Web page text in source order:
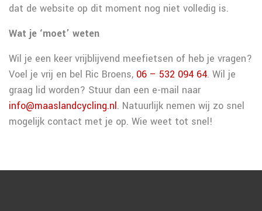
dat de website op dit moment nog niet volledig is.
Wat je ‘moet’ weten
Wil je een keer vrijblijvend meefietsen of heb je vragen?
Voel je vrij en bel Ric Broens, 06 – 532 094 64. Wil je
graag lid worden? Stuur dan een e-mail naar
info@maaslandcycling.nl. Natuurlijk nemen wij zo snel
mogelijk contact met je op. Wie weet tot snel!